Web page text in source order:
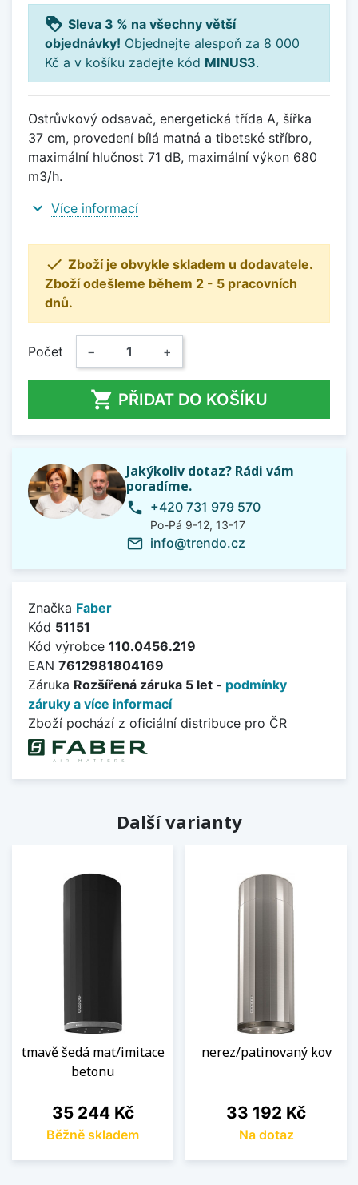
loyalty Sleva 3 % na všechny větší
objednávky! Objednejte alespoň za 8 000
Kč a v košíku zadejte kód MINUS3.
Ostrůvkový odsavač, energetická třída A, šířka
37 cm, provedení bílá matná a tibetské stříbro,
maximální hlučnost 71 dB, maximální výkon 680
m3/h.
expand_more Více informací
 Zboží je obvykle skladem u dodavatele.
Zboží odešleme během 2 - 5 pracovních
dnů.
Počet − +
 PŘIDAT DO KOŠÍKU
Jakýkoliv dotaz? Rádi vám
poradíme.
phone +420 731 979 570
Po-Pá 9-12, 13-17
mail_outline info@trendo.cz
Značka Faber
Kód 51151
Kód výrobce 110.0456.219
EAN 7612981804169
Záruka Rozšířená záruka 5 let - podmínky
záruky a více informací
Zboží pochází z oficiální distribuce pro ČR
Další varianty
tmavě šedá mat/imitace
betonu
Cena
35 244 Kč
Běžně skladem
nerez/patinovaný kov
Cena
33 192 Kč
Na dotaz